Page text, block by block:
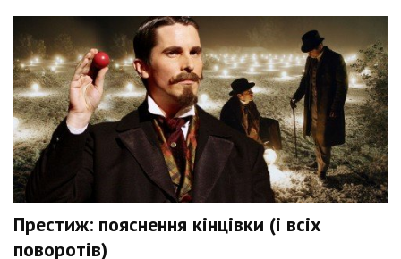
Престиж: пояснення кінцівки (і всіх
поворотів)